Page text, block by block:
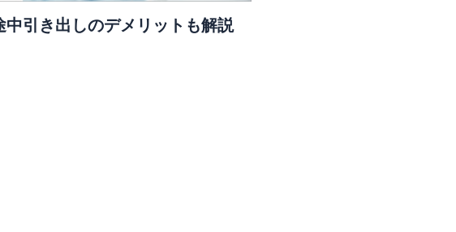
中引き出しのデメリットも解説